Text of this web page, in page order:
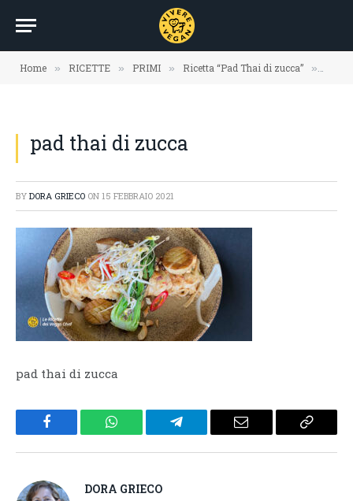
Home » RICETTE » PRIMI » Ricetta “Pad Thai di zucca” »
pad thai di zucca
BY DORA GRIECO ON 15 FEBBRAIO 2021
pad thai di zucca
Facebook WhatsApp Telegram Email
Copy
DORA GRIECO